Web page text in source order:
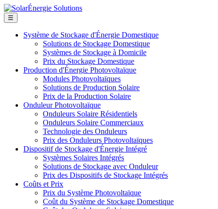
☰
Système de Stockage d'Énergie Domestique
Solutions de Stockage Domestique
Systèmes de Stockage à Domicile
Prix du Stockage Domestique
Production d'Énergie Photovoltaïque
Modules Photovoltaïques
Solutions de Production Solaire
Prix de la Production Solaire
Onduleur Photovoltaïque
Onduleurs Solaire Résidentiels
Onduleurs Solaire Commerciaux
Technologie des Onduleurs
Prix des Onduleurs Photovoltaïques
Dispositif de Stockage d'Énergie Intégré
Systèmes Solaires Intégrés
Solutions de Stockage avec Onduleur
Prix des Dispositifs de Stockage Intégrés
Coûts et Prix
Prix du Système Photovoltaïque
Coût du Système de Stockage Domestique